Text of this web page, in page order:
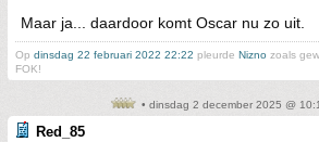
Maar ja... daardoor komt Oscar nu zo uit.
Op dinsdag 22 februari 2022 22:22 pleurde Nizno zoals
FOK!
• dinsdag 2 december 2025 @
Red_85